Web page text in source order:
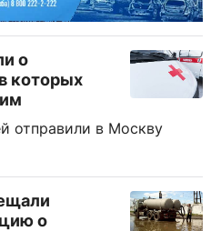
о
которых
отправили в Москву
о